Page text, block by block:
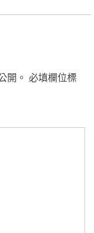
開。 必填欄位標